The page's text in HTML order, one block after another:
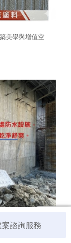
美學與增值空
建構乾爽健康的
案諮詢服務